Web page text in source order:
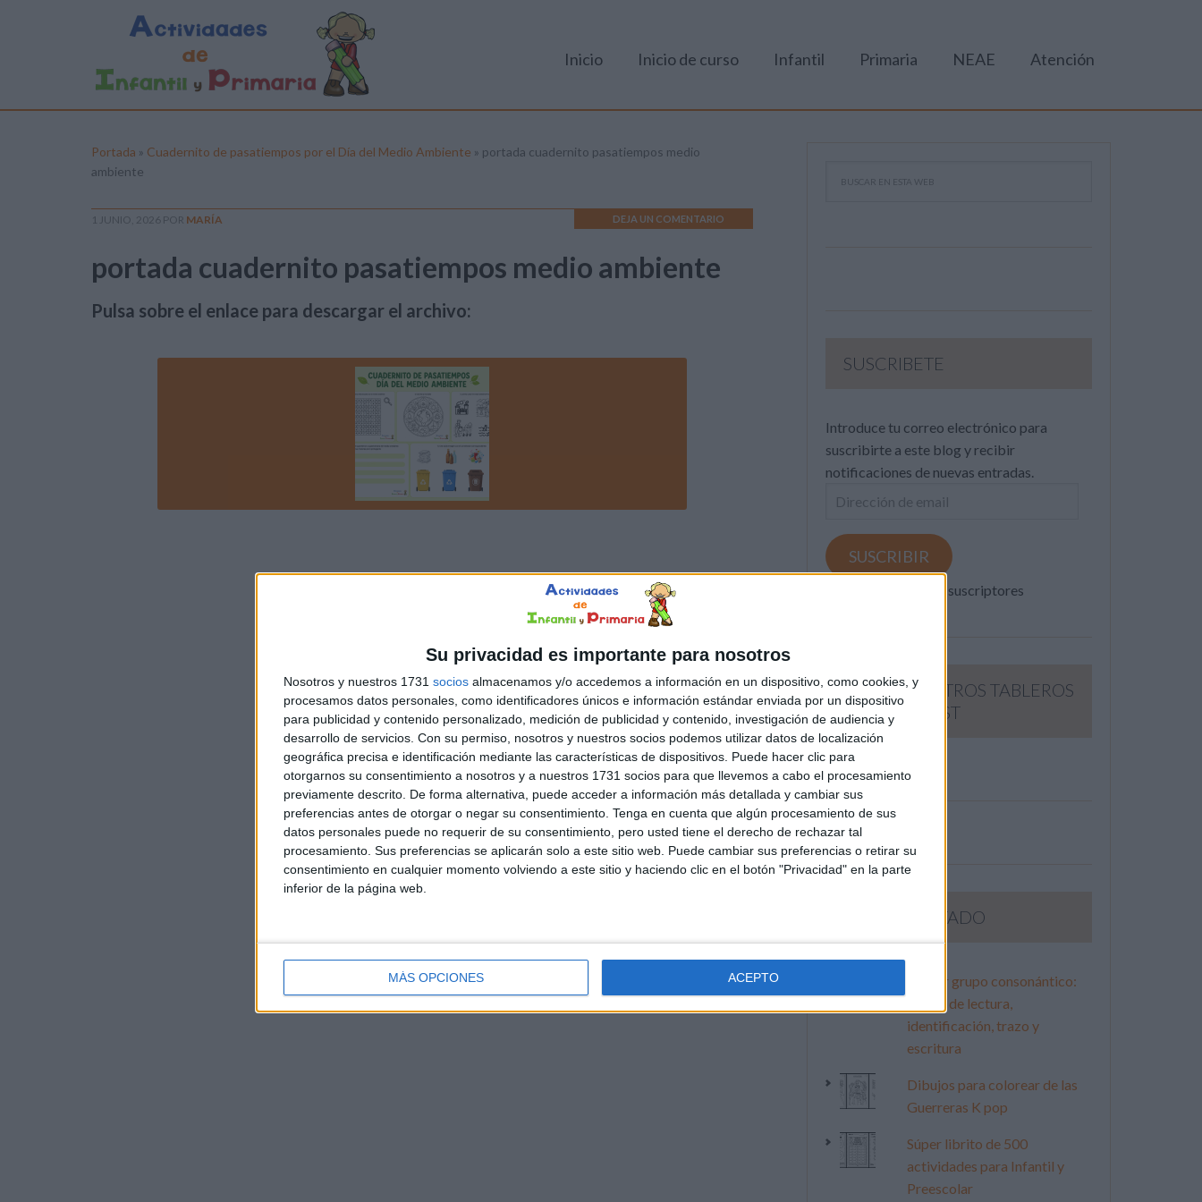
Su privacidad es importante para nosotros
Nosotros y nuestros 1731 socios almacenamos y/o accedemos a información en un dispositivo, como cookies, y
procesamos datos personales, como identificadores únicos e información estándar enviada por un dispositivo
para publicidad y contenido personalizado, medición de publicidad y contenido, investigación de audiencia y
desarrollo de servicios. Con su permiso, nosotros y nuestros socios podemos utilizar datos de localización
geográfica precisa e identificación mediante las características de dispositivos. Puede hacer clic para
otorgarnos su consentimiento a nosotros y a nuestros 1731 socios para que llevemos a cabo el procesamiento
previamente descrito. De forma alternativa, puede acceder a información más detallada y cambiar sus
preferencias antes de otorgar o negar su consentimiento. Tenga en cuenta que algún procesamiento de sus
datos personales puede no requerir de su consentimiento, pero usted tiene el derecho de rechazar tal
procesamiento. Sus preferencias se aplicarán solo a este sitio web. Puede cambiar sus preferencias o retirar su
consentimiento en cualquier momento volviendo a este sitio y haciendo clic en el botón "Privacidad" en la parte
inferior de la página web.
MÁS OPCIONES ACEPTO
Inicio Inicio de curso Infantil Primaria NEAE Atención
Portada » Cuadernito de pasatiempos por el Día del Medio Ambiente » portada cuadernito pasatiempos medio
ambiente
1 JUNIO, 2026 POR MARÍA DEJA UN COMENTARIO
portada cuadernito pasatiempos medio ambiente
Pulsa sobre el enlace para descargar el archivo:
SUSCRIBETE
Introduce tu correo electrónico para
suscribirte a este blog y recibir
notificaciones de nuevas entradas.
Dirección
email
SUSCRIBIR
Únete a otros 371K suscriptores
SIGUE NUESTROS TABLEROS
EN PINTEREST
LO MÁS VISITADO
Primer grupo consonántico:
Fichas de lectura,
identificación, trazo y
escritura
Dibujos para colorear de las
Guerreras K pop
Súper librito de 500
actividades para Infantil y
Preescolar